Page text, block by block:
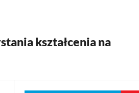
kształcenia na